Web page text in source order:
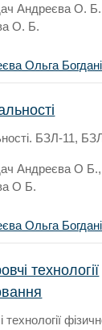
Андреєва О.
О. Б.
Ольга
БЗЛ-11,
Андреєва О
О Б.
Ольга
технології